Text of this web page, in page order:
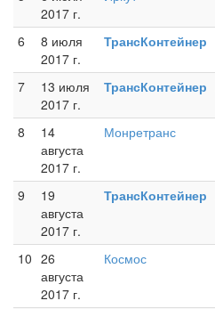
2017 г.
6
8 июля
2017 г.
ТрансКонтейнер
7
13 июля
2017 г.
ТрансКонтейнер
8
14
августа
2017 г.
Монретранс
9
19
августа
2017 г.
ТрансКонтейнер
10 26
августа
2017 г.
Космос